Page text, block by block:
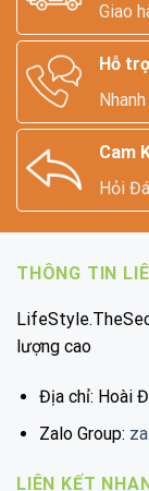
Giao
Hỗ
Cam
Hỏi
THÔNG TIN
lượng cao
Địa chỉ: Hoài
Zalo Group:
LIÊN KẾT